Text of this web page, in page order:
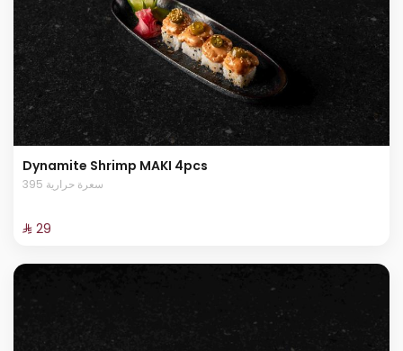
Dynamite Shrimp MAKI 4pcs
395 سعرة حرارية
⁨⁦‪‬ 29⁩